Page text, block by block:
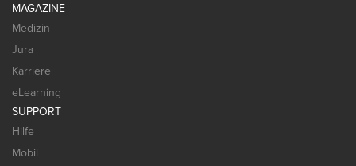
MAGAZINE
Medizin
Jura
Karriere
eLearning
SUPPORT
Hilfe
Mobil